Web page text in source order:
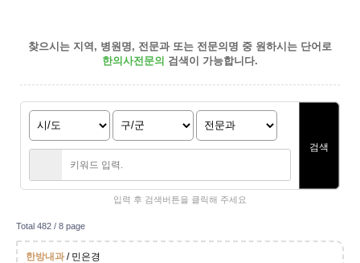
찾으시는 지역, 병원명, 전문과 또는 전문의명 중 원하시는 단어로
한의사전문의 검색이 가능합니다.
검색
입력 후 검색버튼을 클릭해 주세요
Total 482 / 8 page
한방내과/ 민은경